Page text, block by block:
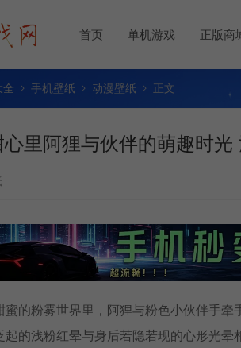
首页 单机游戏 正版商
全 手机壁纸 动漫壁纸 正文
里阿狸与伙伴的萌趣时
蜜的粉雾世界里，阿狸与粉色小伙伴手
起的浅粉红晕与身后若隐若现的心形光